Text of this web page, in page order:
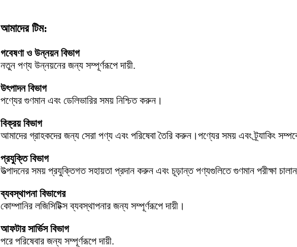
আমাদের টিম:
গবেষণা ও উন্নয়ন বিভাগ
নতুন পণ্য উন্নয়নের জন্য সম্পূর্ণরূপে দায়ী.
উৎপাদন বিভাগ
পণ্যের গুণমান এবং ডেলিভারির সময় নিশ্চিত করুন।
বিক্রয় বিভাগ
আমাদের গ্রাহকদের জন্য সেরা পণ্য এবং পরিষেবা তৈরি করুন।পণ্যের সময় এবং ট্র্যাকিং
প্রযুক্তি বিভাগ
উত্পাদনের সময় প্রযুক্তিগত সহায়তা প্রদান করুন এবং চূড়ান্ত পণ্যগুলিতে গুণমান পরীক্ষা
ব্যবস্থাপনা বিভাগের
কোম্পানির লজিসিটিক্স ব্যবস্থাপনার জন্য সম্পূর্ণরূপে দায়ী।
আফটার সার্ভিস বিভাগ
পরে পরিষেবার জন্য সম্পূর্ণরূপে দায়ী.